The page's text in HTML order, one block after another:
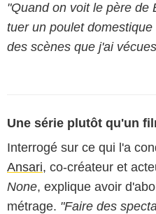
"Quand on voit le père de
tuer un poulet
des scènes que j'ai
Une série plutôt qu'un
Interrogé sur ce qui l'a
Ansari, co-créateur et
None, explique avoir
métrage. "Faire des